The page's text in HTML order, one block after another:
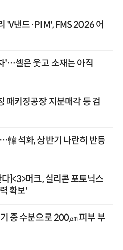
'V낸드·PIM', FMS 2026 어
'…셀은 웃고 소재는 아직
패키징공장 지분매각 등 검
韓 석화, 상반기 나란히 반등
]<3>머크, 실리콘 포토닉스
확보'
중 수분으로 200㎛ 피부 부